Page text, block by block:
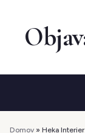
vsebino
Domov » Heka Interier